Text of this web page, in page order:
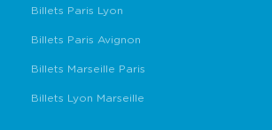
Billets Paris Lyon
Billets Paris Avignon
Billets Marseille Paris
Billets Lyon Marseille